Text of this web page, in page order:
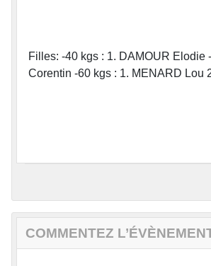
Filles: -40 kgs : 1. DAMOUR Elodie
Corentin -60 kgs : 1. MENARD Lou
COMMENTEZ